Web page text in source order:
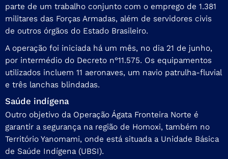
parte de um trabalho conjunto com o emprego de 1.381
militares das Forças Armadas, além de servidores civis
de outros órgãos do Estado Brasileiro.
A operação foi iniciada há um mês, no dia 21 de junho,
por intermédio do Decreto n°11.575. Os equipamentos
utilizados incluem 11 aeronaves, um navio patrulha-fluvial
e três lanchas blindadas.
Saúde indígena
Outro objetivo da Operação Ágata Fronteira Norte é
garantir a segurança na região de Homoxi, também no
Território Yanomami, onde está situada a Unidade Básica
de Saúde Indígena (UBSI).